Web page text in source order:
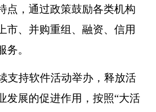
点，通过政策鼓励各类机构
市、并购重组、融资、信用
务。
支持软件活动举办，释放活
发展的促进作用，按照“大活